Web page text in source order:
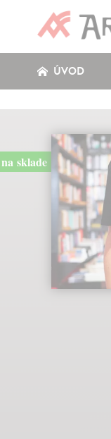
ÚVOD
na sklade